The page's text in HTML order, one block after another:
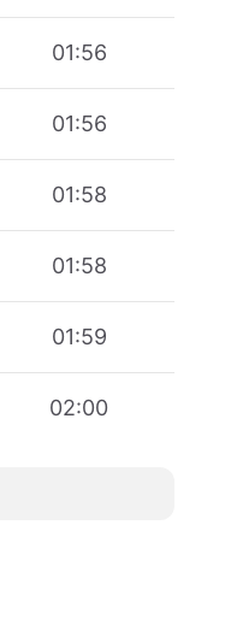
01:56
01:56
01:58
01:58
01:59
02:00